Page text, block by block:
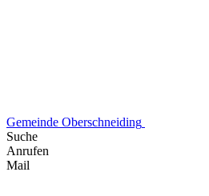
Gemeinde Oberschneiding
Suche
Anrufen
Mail